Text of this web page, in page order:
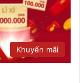
Khuyến mãi